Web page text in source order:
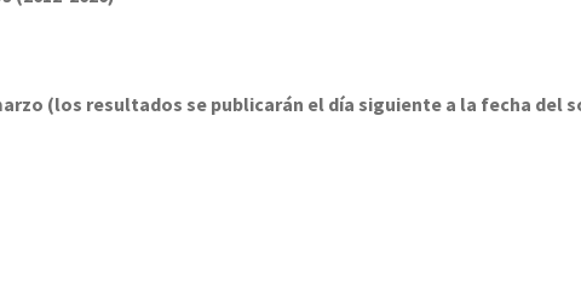
(los resultados se publicarán el día siguiente a la fecha del